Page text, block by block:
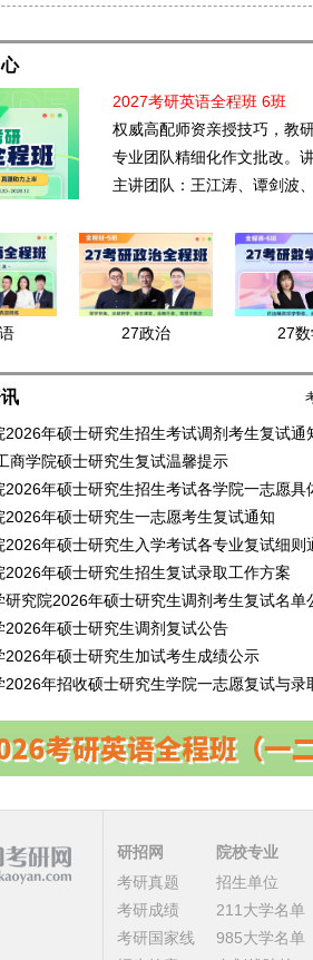
2027考研英语全程班 6班
权威高配师资亲授技巧，教
专业团队精细化作文批改。
主讲团队：王江涛、谭剑波
27政治 27
2026年硕士研究生招生考试调剂考生复试通
商学院硕士研究生复试温馨提示
2026年硕士研究生招生考试各学院一志愿具
2026年硕士研究生一志愿考生复试通知
2026年硕士研究生入学考试各专业复试细则
2026年硕士研究生招生复试录取工作方案
研究院2026年硕士研究生调剂考生复试名单
2026年硕士研究生调剂复试公告
2026年硕士研究生加试考生成绩公示
2026年招收硕士研究生学院一志愿复试与录
研招网
考研真题
考研成绩
考研国家线
院校专业
招生单位
211大学名单
985大学名单